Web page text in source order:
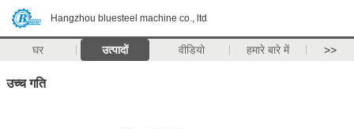
Hangzhou bluesteel machine co., ltd
घर उत्पादों वीडियो हमारे बारे में >>
उच्च गति